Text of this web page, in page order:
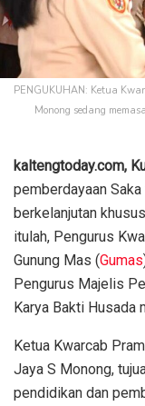
PENGUKUHAN: Ketua
Monong sedang
kaltengtoday.com,
pemberdayaan
berkelanjutan
itulah, Pengurus
Gunung Mas (Gumas
Pengurus Majelis
Karya Bakti Husada
Ketua Kwarcab
Jaya S Monong,
pendidikan dan